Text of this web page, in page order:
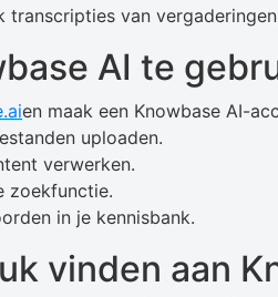
transcripties van
AI te
en maak een Knowbase AI-
uploaden.
verwerken.
zoekfunctie.
in je kennisbank.
vinden aan